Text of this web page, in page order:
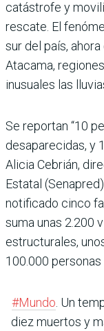
catástrofe y
rescate. El
sur del país,
Atacama,
inusuales las
Se reportan “10
desaparecidas, y
Alicia Cebrián,
Estatal
notificado cinco
suma unas 2.200
estructurales,
100.000 personas
#Mundo. Un
diez muertos y